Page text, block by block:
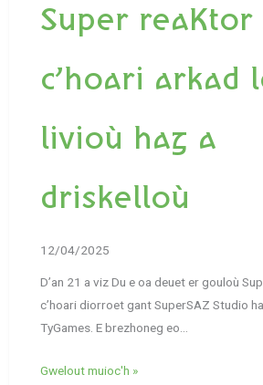
Super reaKtor
c’hoari arkad
livioù hag a
driskelloù
12/04/2025
D’an 21 a viz Du e oa deuet er gouloù
c’hoari diorroet gant SuperSAZ Studio
TyGames. E brezhoneg eo…
Gwelout muioc'h »